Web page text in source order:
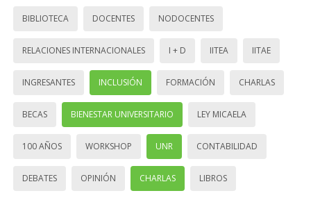
BIBLIOTECA DOCENTES NODOCENTES
RELACIONES INTERNACIONALES I + D IITEA IITAE
INGRESANTES INCLUSIÓN FORMACIÓN CHARLAS
BECAS BIENESTAR UNIVERSITARIO LEY MICAELA
100 AÑOS WORKSHOP UNR CONTABILIDAD
DEBATES OPINIÓN CHARLAS LIBROS